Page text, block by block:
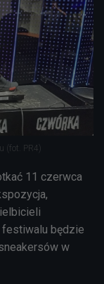
(fot. PR4)
11 czerwca
festiwalu będzie
w